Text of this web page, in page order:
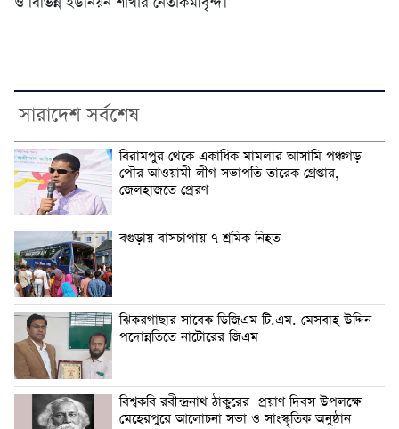
সারাদেশ সর্বশেষ
বিরামপুর থেকে একাধিক মামলার আসামি পঞ্চগড়
পৌর আওয়ামী লীগ সভাপতি তারেক গ্রেপ্তার,
জেলহাজতে প্রেরণ
বগুড়ায় বাসচাপায় ৭ শ্রমিক নিহত
ঝিকরগাছার সাবেক ডিজিএম টি.এম. মেসবাহ উদ্দিন
পদোন্নতিতে নাটোরের জিএম
বিশ্বকবি রবীন্দ্রনাথ ঠাকুরের প্রয়াণ দিবস উপলক্ষে
মেহেরপুরে আলোচনা সভা ও সাংস্কৃতিক অনুষ্ঠান